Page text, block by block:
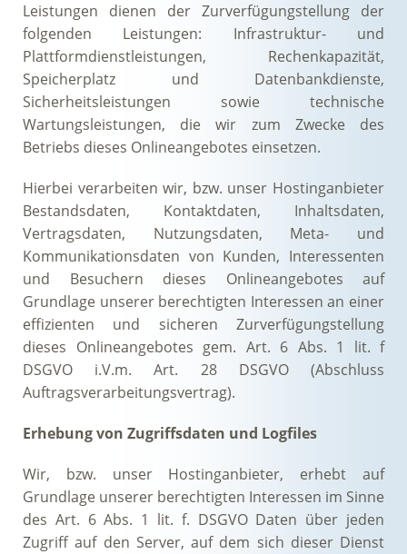
Leistungen dienen der Zurverfügungstellung der
folgenden Leistungen: Infrastruktur- und
Plattformdienstleistungen, Rechenkapazität,
Speicherplatz und Datenbankdienste,
Sicherheitsleistungen sowie technische
Wartungsleistungen, die wir zum Zwecke des
Betriebs dieses Onlineangebotes einsetzen.
Hierbei verarbeiten wir, bzw. unser Hostinganbieter
Bestandsdaten, Kontaktdaten, Inhaltsdaten,
Vertragsdaten, Nutzungsdaten, Meta- und
Kommunikationsdaten von Kunden, Interessenten
und Besuchern dieses Onlineangebotes auf
Grundlage unserer berechtigten Interessen an einer
effizienten und sicheren Zurverfügungstellung
dieses Onlineangebotes gem. Art. 6 Abs. 1 lit. f
DSGVO i.V.m. Art. 28 DSGVO (Abschluss
Auftragsverarbeitungsvertrag).
Erhebung von Zugriffsdaten und Logfiles
Wir, bzw. unser Hostinganbieter, erhebt auf
Grundlage unserer berechtigten Interessen im Sinne
des Art. 6 Abs. 1 lit. f. DSGVO Daten über jeden
Zugriff auf den Server, auf dem sich dieser Dienst